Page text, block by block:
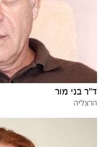
ד"ר בני מור
הרצליה